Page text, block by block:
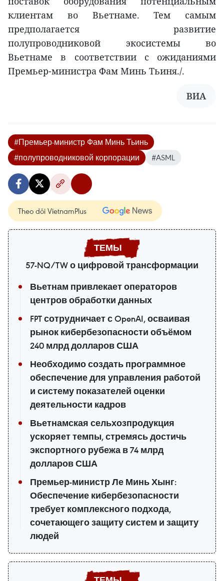
клиентам во Вьетнаме. Тем самым
предполагается развитие
полупроводниковой экосистемы во
Вьетнаме в соответствии с ожиданиями
Премьер-министра Фам Минь Тьиня./.
ВИА
#Премьер-министр Фам Минь Тьинь
#полупроводниковой корпорации
#ASML
Theo dõi VietnamPlus
57-NQ/TW о цифровой трансформации
Вьетнам привлекает операторов
центров обработки данных
FPT сотрудничает с OpenAI, осваивая
рынок кибербезопасности объёмом
240 млрд долларов США
Необходимо создать программное
обеспечение для управления работой
и систему показателей оценки
деятельности кадров
Вьетнамская сельхозпродукция
ускоряет темпы, стремясь достичь
экспортного рубежа в 74 млрд
долларов США
Премьер-министр Ле Минь Хынг:
Обеспечение кибербезопасности
требует комплексного подхода,
сочетающего защиту систем и защиту
людей